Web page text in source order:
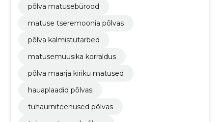
põlva matusebürood
matuse tseremoonia põlvas
põlva kalmistutarbed
matusemuusika korraldus
põlva maarja kiriku matused
hauaplaadid põlvas
tuhaurniteenused põlvas